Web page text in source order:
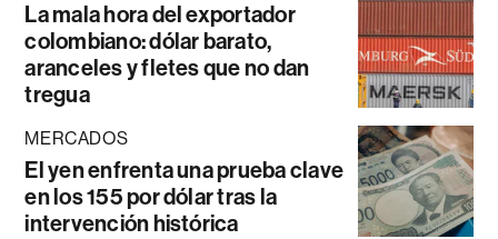
La mala hora del exportador
colombiano: dólar barato,
aranceles y fletes que no dan
tregua
MERCADOS
El yen enfrenta una prueba clave
en los 155 por dólar tras la
intervención histórica